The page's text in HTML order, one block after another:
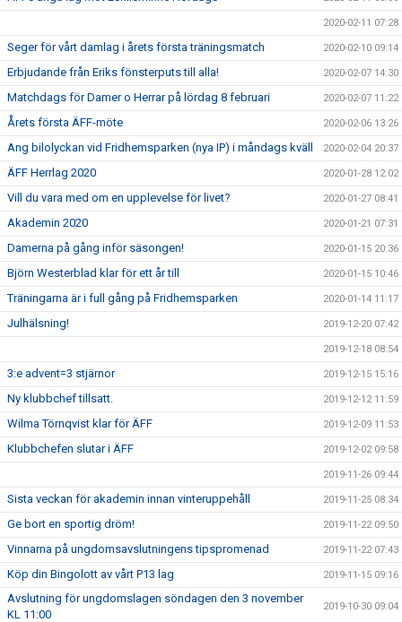
2020-02-11 07:28
Seger för vårt damlag i årets första träningsmatch 2020-02-10 09:14
Erbjudande från Eriks fönsterputs till alla! 2020-02-07 14:30
Matchdags för Damer o Herrar på lördag 8 februari 2020-02-07 11:22
Årets första ÄFF-möte 2020-02-06 13:26
Ang bilolyckan vid Fridhemsparken (nya IP) i måndags kväll 2020-02-04 20:37
ÄFF Herrlag 2020 2020-01-28 12:02
Vill du vara med om en upplevelse för livet? 2020-01-27 08:41
Akademin 2020 2020-01-21 07:31
Damerna på gång inför säsongen! 2020-01-15 20:36
Björn Westerblad klar för ett år till 2020-01-15 10:46
Träningarna är i full gång på Fridhemsparken 2020-01-14 11:17
Julhälsning! 2019-12-20 07:42
2019-12-18 08:54
3:e advent=3 stjärnor 2019-12-15 15:16
Ny klubbchef tillsatt. 2019-12-12 11:59
Wilma Törnqvist klar för ÄFF 2019-12-09 11:53
Klubbchefen slutar i ÄFF 2019-12-02 09:58
2019-11-26 09:44
Sista veckan för akademin innan vinteruppehåll 2019-11-25 08:34
Ge bort en sportig dröm! 2019-11-22 09:50
Vinnarna på ungdomsavslutningens tipspromenad 2019-11-22 07:43
Köp din Bingolott av vårt P13 lag 2019-11-15 09:16
Avslutning för ungdomslagen söndagen den 3 november
KL 11:00
2019-10-30 09:04